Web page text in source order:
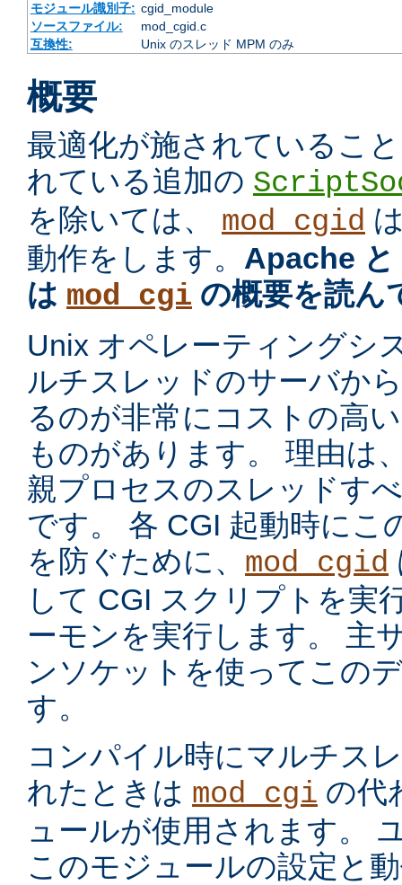
モジュール識別子: cgid_module
ソースファイル:
mod_cgid.c
互換性:
Unix のスレッド MPM のみ
概要
最適化が施されているこ
れている追加の
を除いては、 mod_cgid
動作をします。 Apache と
は mod_cgi の概要を読ん
Unix オペレーティングシ
ルチスレッドのサーバか
るのが非常にコストの高
ものがあります。 理由は
親プロセスのスレッドす
です。 各 CGI 起動時にこ
を防ぐために、 mod_cgid
して CGI スクリプトを実
ーモンを実行します。 主
ンソケットを使ってこの
す。
コンパイル時にマルチス
れたときは mod_cgi の代
ュールが使用されます。
このモジュールの設定と